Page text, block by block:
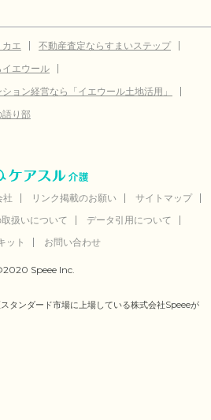
エ
不動産査定ならすまいステップ
エウール
ョン経営なら「イエウール土地活用」
語り部
社 リンク掲載のお願い
サイトマップ
扱いについて
データ引用について
ット
お問い合わせ
Speee Inc.
タンダード市場に上場している株式会社Speeeが